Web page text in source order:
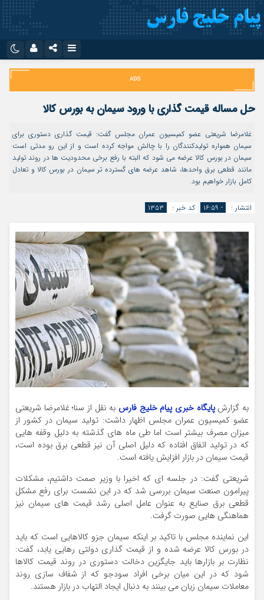
اینستاگرام
تلگرام
سروش
ایتا
اپلیکیشن
نام کاربری یا نشانی ایمیل
رمز عبور
مرا به خاطر بسپار
حل مساله قیمت گذاری با ورود سیمان به بورس کالا
غلامرضا شریعتی عضو کمیسیون عمران مجلس گفت: قیمت گذاری دستوری برای
سیمان همواره تولیدکنندگان را با چالش مواجه کرده است و از این رو مدتی است
سیمان در بورس کالا عرضه می شود که البته با رفع برخی محدودیت ها در روند تولید
مانند قطعی برق واحدها، شاهد عرضه های گسترده تر سیمان در بورس کالا و تعادل
کامل بازار خواهیم بود.
انتشار : - ۱۶:۵۹ کد خبر : ۱۳۵۳
به گزارشپایگاه خبری پیام خلیج فارس به نقل از سنا؛ غلامرضا شریعتی
عضو کمیسیون عمران مجلس اظهار داشت: تولید سیمان در کشور از
میزان مصرف بیشتر است اما طی ماه های گذشته به دلیل وقفه هایی
که در تولید اتفاق افتاده که دلیل اصلی آن نیز قطعی برق بوده است،
قیمت سیمان در بازار افزایش یافته است.
شریعتی گفت: در جلسه ای که اخیرا با وزیر صمت داشتیم، مشکلات
پیرامون صنعت سیمان بررسی شد که در این نشست برای رفع مشکل
قطعی برق صنایع به عنوان عامل اصلی رشد قیمت های سیمان نیز
هماهنگی هایی صورت گرفت.
این نماینده مجلس با تاکید بر اینکه سیمان جزو کالاهایی است که باید
در بورس کالا عرضه شده و از قیمت گذاری دولتی رهایی یابد، گفت:
نظارت بر بازارها باید جایگزین دخالت دستوری در روند قیمت کالاها
شود که در این میان برخی افراد سودجو که از شفاف سازی روند
معاملات سیمان زیان می بینند به دنبال ایجاد التهاب در بازار هستند.